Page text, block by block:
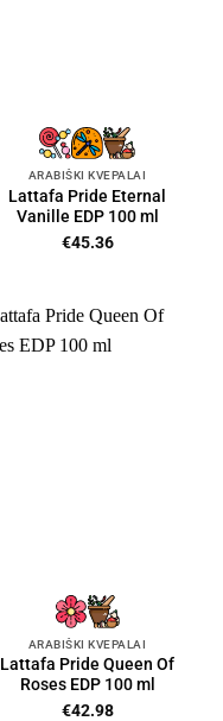
ARABIŠKI KVEPALAI
Lattafa Pride Eternal
Vanille EDP 100 ml
€45.36
ARABIŠKI KVEPALAI
Lattafa Pride Queen Of
Roses EDP 100 ml
€42.98